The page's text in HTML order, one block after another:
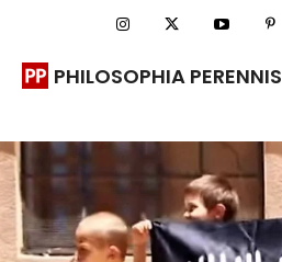
PHILOSOPHIA PERENNIS